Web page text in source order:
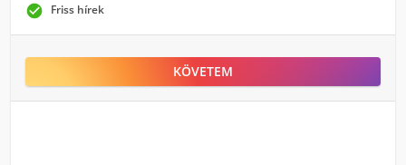
 Friss hírek
KÖVETEM